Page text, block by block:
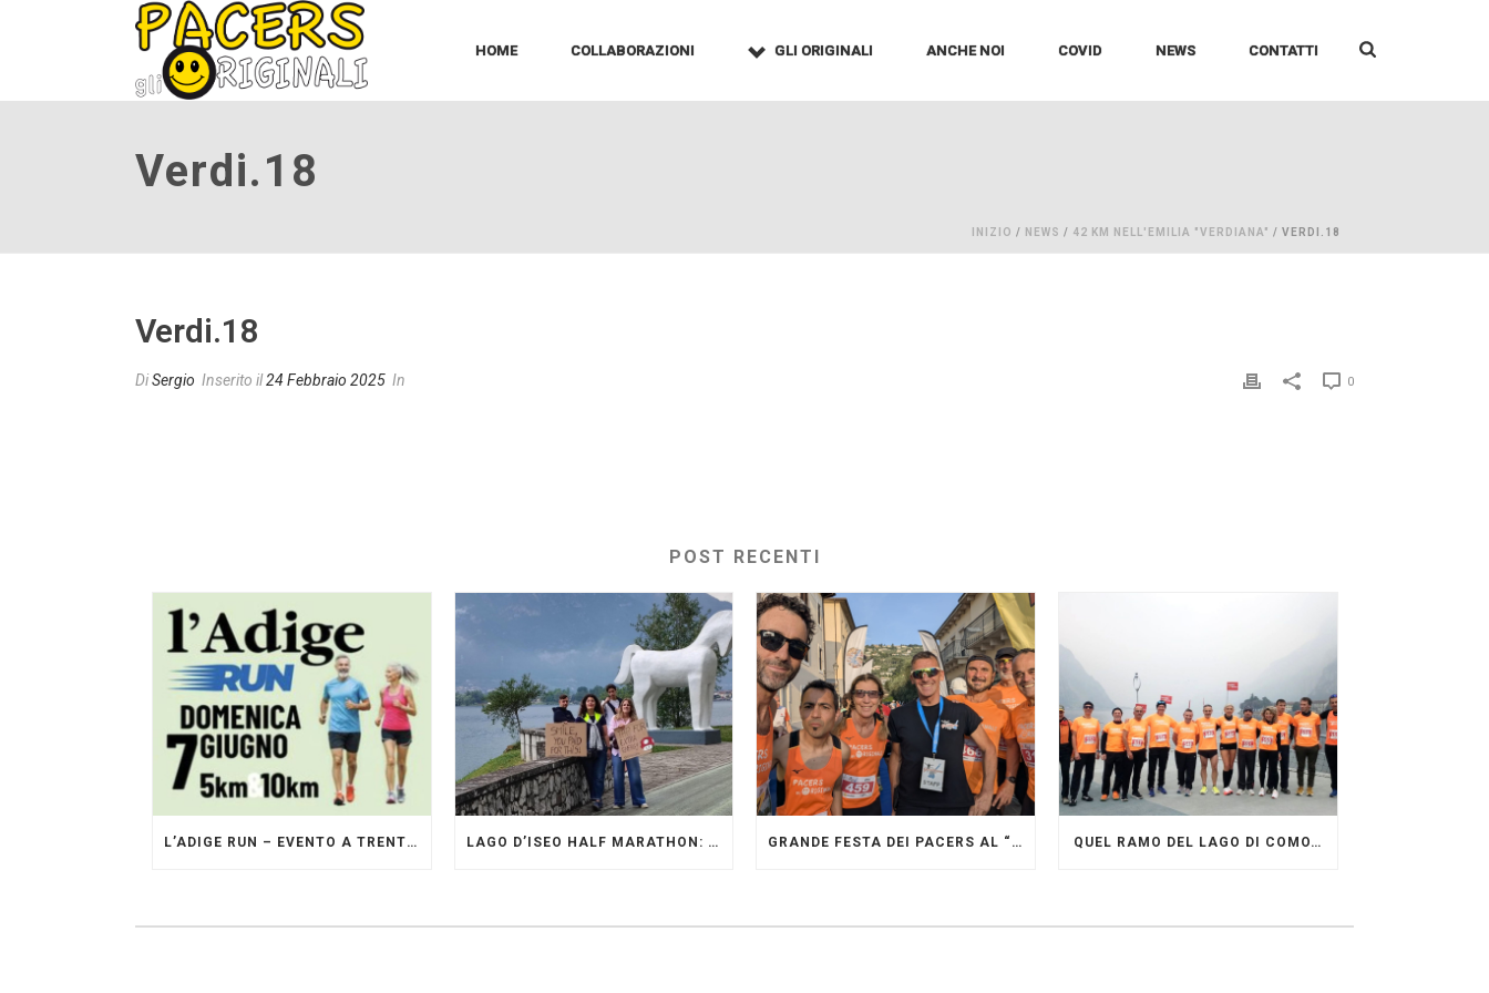
HOME COLLABORAZIONI GLI ORIGINALI ANCHE NOI COVID NEWS CONTATTI
Verdi.18
INIZIO / NEWS / 42 KM NELL'EMILIA "VERDIANA" / VERDI.18
Verdi.18
DiSergio Inserito il24 Febbraio 2025 In 0
POST RECENTI
L’ADIGE RUN – EVENTO A TRENTO GESTITO DAI PACERS GLI ORIGINALI LAGO D’ISEO HALF MARATHON: ORIGINALI PRESENTI GRANDE FESTA DEI PACERS AL “GARDA LAKE RUNNING FESTIVAL” QUEL RAMO DEL LAGO DI COMO…